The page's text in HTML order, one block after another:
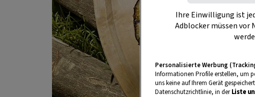
Ihre Einwilligung ist
Adblocker müssen
Personalisierte Werbung
Informationen Profile erstellen, um
uns keine auf Ihrem Gerät
Datenschutzrichtlinie, in derListe